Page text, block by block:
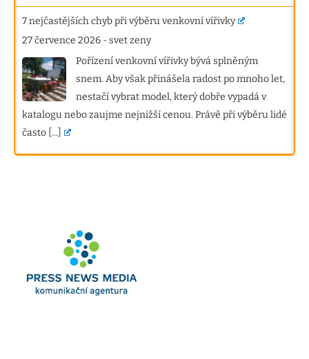
7 nejčastějších chyb při výběru venkovní vířivky
27 července 2026 -svet zeny
Pořízení venkovní vířivky bývá splněným
snem. Aby však přinášela radost po mnoho let,
nestačí vybrat model, který dobře vypadá v
katalogu nebo zaujme nejnižší cenou. Právě při výběru lidé
často [...]